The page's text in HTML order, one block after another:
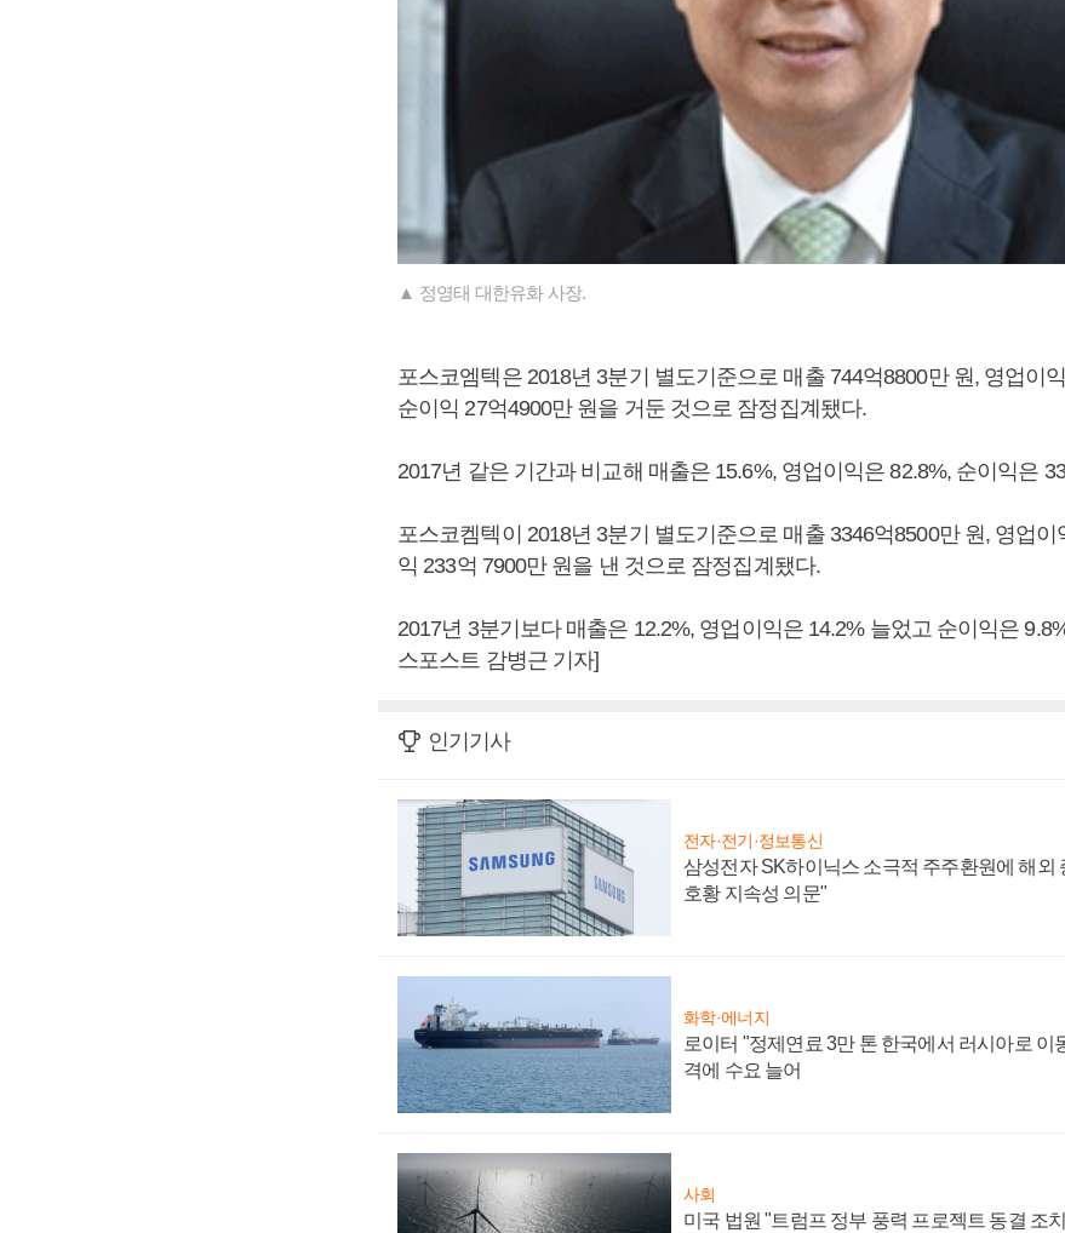
▲ 정영태 대한유화 사장.
포스코엠텍은 2018년 3분기 별도기준으로 매출 744억8800만 원, 영업이
순이익 27억4900만 원을 거둔 것으로 잠정집계됐다.
2017년 같은 기간과 비교해 매출은 15.6%, 영업이익은 82.8%, 순이익은
포스코켐텍이 2018년 3분기 별도기준으로 매출 3346억8500만 원, 영업이
익 233억 7900만 원을 낸 것으로 잠정집계됐다.
2017년 3분기보다 매출은 12.2%, 영업이익은 14.2% 늘었고 순이익은
스포스트 감병근 기자]
인기기사
전자·전기·정보통신
삼성전자 SK하이닉스 소극적 주주환원에 해외
호황 지속성 의문"
화학·에너지
로이터 "정제연료 3만 톤 한국에서 러시아로 이
격에 수요 늘어
사회
미국 법원 "트럼프 정부 풍력 프로젝트 동결 조